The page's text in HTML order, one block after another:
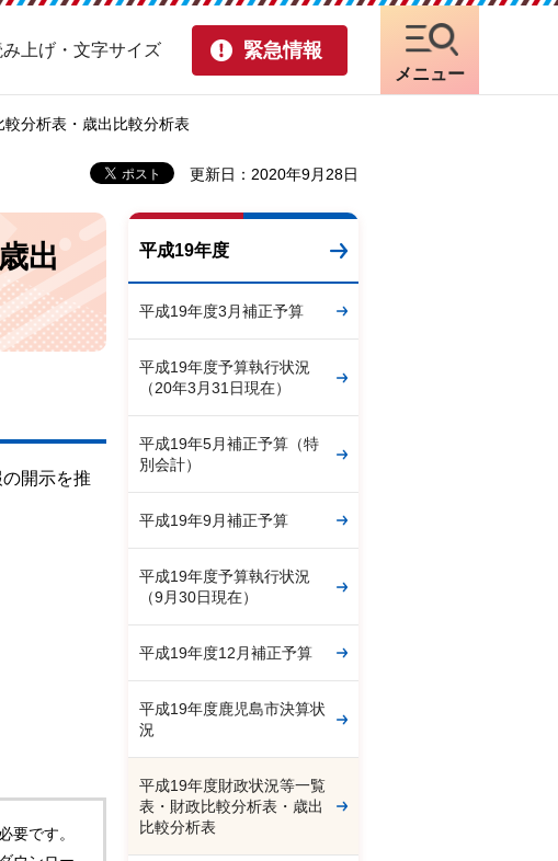
上げ・文字サイズ 緊急情報
メニュー
分析表・歳出比較分析表
更新日：2020年9月28日
出
開示を推
要です。
平成19年度
平成19年度3月補正予算
平成19年度予算執行状況
（20年3月31日現在）
平成19年5月補正予算（特
別会計）
平成19年9月補正予算
平成19年度予算執行状況
（9月30日現在）
平成19年度12月補正予算
平成19年度鹿児島市決算状
況
平成19年度財政状況等一覧
表・財政比較分析表・歳出
比較分析表